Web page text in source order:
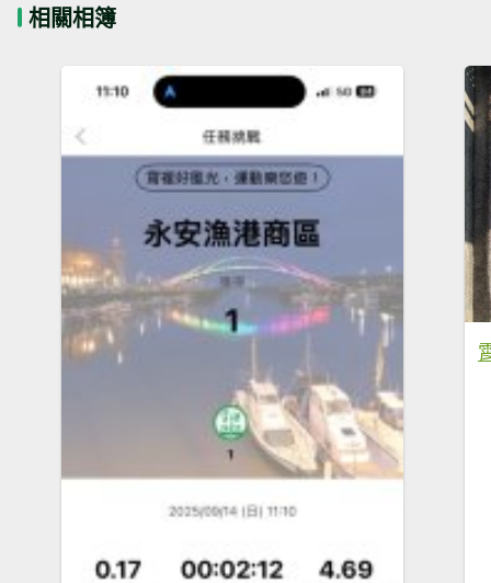
相關相簿